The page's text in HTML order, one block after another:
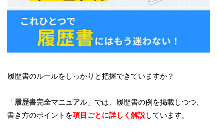
履歴書のルールをしっかりと把握できていますか？
「履歴書完全マニュアル」では、履歴書の例を掲載しつつ、
書き方のポイントを項目ごとに詳しく解説しています。